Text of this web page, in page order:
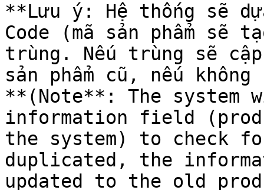
**Lưu ý: Hệ thống sẽ
Code (mã sản phẩm sẽ
trùng. Nếu trùng sẽ
sản phẩm cũ, nếu
**(Note**: The system
information field
the system) to check
duplicated, the
updated to the old